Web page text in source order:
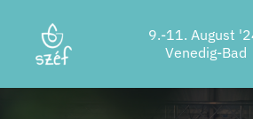
Inhalt
springen
9.-11. August
Venedig-Bad